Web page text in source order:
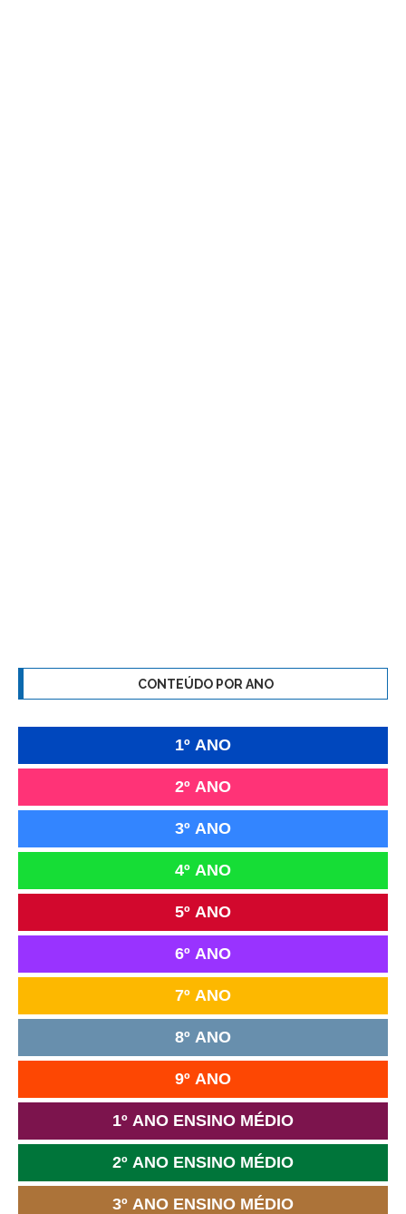
CONTEÚDO POR ANO
1º ANO
2º ANO
3º ANO
4º ANO
5º ANO
6º ANO
7º ANO
8º ANO
9º ANO
1º ANO ENSINO MÉDIO
2º ANO ENSINO MÉDIO
3º ANO ENSINO MÉDIO